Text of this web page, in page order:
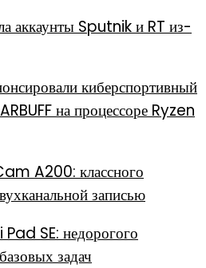
аккаунты Sputnik и RT из-
киберспортивный
на процессоре Ryzen
A200: классного
записью
SE: недорогого
задач